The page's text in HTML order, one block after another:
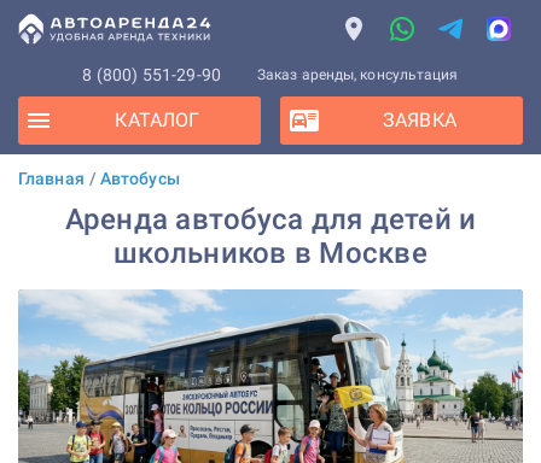
8 (800) 551-29-90 Заказ аренды, консультация
КАТАЛОГ ЗАЯВКА
Главная / Автобусы
Аренда автобуса для детей и
школьников в Москве